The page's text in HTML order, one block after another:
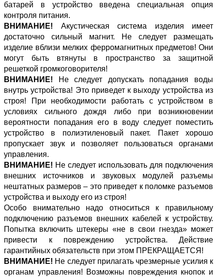
батарей в устройство введена специальная опция
контроля питания.
ВНИМАНИЕ! Акустическая система изделия имеет
достаточно сильный магнит. Не следует размещать
изделие вблизи мелких ферромагнитных предметов! Они
могут быть втянуты в пространство за защитной
решеткой громкоговорителя!
ВНИМАНИЕ! Не следует допускать попадания воды
внутрь устройства! Это приведет к выходу устройства из
строя! При необходимости работать с устройством в
условиях сильного дождя либо при возникновении
вероятности попадания его в воду следует поместить
устройство в полиэтиленовый пакет. Пакет хорошо
пропускает звук и позволяет пользоваться органами
управления.
ВНИМАНИЕ! Не следует использовать для подключения
внешних источников и звуковых модулей разъемы
нештатных размеров – это приведет к поломке разъемов
устройства и выходу его из строя!
Особо внимательно надо относиться к правильному
подключению разъемов внешних кабелей к устройству.
Попытка включить штекеры «не в свои гнезда» может
привести к повреждению устройства. Действие
гарантийных обязательств при этом ПРЕКРАЩАЕТСЯ!
ВНИМАНИЕ! Не следует прилагать чрезмерные усилия к
органам управления! Возможны повреждения кнопок и